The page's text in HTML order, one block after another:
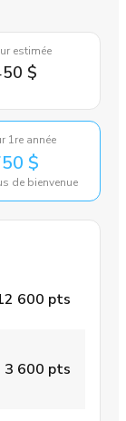
estimée
$
1re année
$
de bienvenue
600 pts
3 600 pts